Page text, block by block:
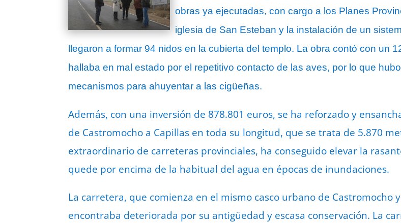
obras ya ejecutadas, con cargo a los Planes
iglesia de San Esteban y la instalación de un
llegaron a formar 94 nidos en la cubierta del templo. La obra contó con un
hallaba en mal estado por el repetitivo contacto de las aves, por lo que
mecanismos para ahuyentar a las cigüeñas.
Además, con una inversión de 878.801 euros, se ha reforzado y
de Castromocho a Capillas en toda su longitud, que se trata de 5.870
extraordinario de carreteras provinciales, ha conseguido elevar la
quede por encima de la habitual del agua en épocas de inundaciones.
La carretera, que comienza en el mismo casco urbano de Castromocho
encontraba deteriorada por su antigüedad y escasa conservación. La